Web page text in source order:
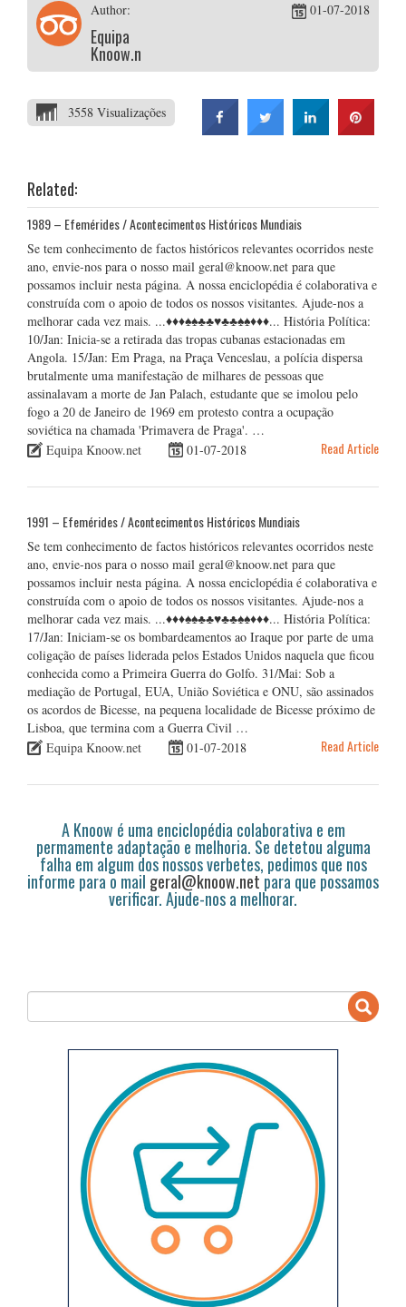
Author:
Equipa
Knoow.net
01-07-2018
3558 Visualizações
Related:
1989 – Efemérides / Acontecimentos Históricos Mundiais
Se tem conhecimento de factos históricos relevantes ocorridos neste
ano, envie-nos para o nosso mail geral@knoow.net para que
possamos incluir nesta página. A nossa enciclopédia é colaborativa e
construída com o apoio de todos os nossos visitantes. Ajude-nos a
melhorar cada vez mais. ...♦♦♦♠♠♣♣♥♣♣♠♠♦♦♦... História Política:
10/Jan: Inicia-se a retirada das tropas cubanas estacionadas em
Angola. 15/Jan: Em Praga, na Praça Venceslau, a polícia dispersa
brutalmente uma manifestação de milhares de pessoas que
assinalavam a morte de Jan Palach, estudante que se imolou pelo
fogo a 20 de Janeiro de 1969 em protesto contra a ocupação
soviética na chamada 'Primavera de Praga'. …
Equipa Knoow.net
01-07-2018 Read Article
1991 – Efemérides / Acontecimentos Históricos Mundiais
Se tem conhecimento de factos históricos relevantes ocorridos neste
ano, envie-nos para o nosso mail geral@knoow.net para que
possamos incluir nesta página. A nossa enciclopédia é colaborativa e
construída com o apoio de todos os nossos visitantes. Ajude-nos a
melhorar cada vez mais. ...♦♦♦♠♠♣♣♥♣♣♠♠♦♦♦... História Política:
17/Jan: Iniciam-se os bombardeamentos ao Iraque por parte de uma
coligação de países liderada pelos Estados Unidos naquela que ficou
conhecida como a Primeira Guerra do Golfo. 31/Mai: Sob a
mediação de Portugal, EUA, União Soviética e ONU, são assinados
os acordos de Bicesse, na pequena localidade de Bicesse próximo de
Lisboa, que termina com a Guerra Civil …
Equipa Knoow.net
01-07-2018 Read Article
A Knoow é uma enciclopédia colaborativa e em
permamente adaptação e melhoria. Se detetou alguma
falha em algum dos nossos verbetes, pedimos que nos
informe para o mail geral@knoow.netpara que possamos
verificar. Ajude-nos a melhorar.